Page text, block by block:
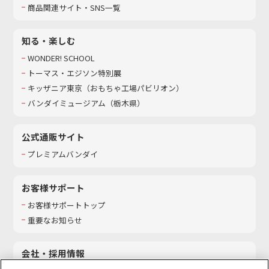
商品関連サイト・SNS一覧
知る・楽しむ
WONDER! SCHOOL
トーマス・エジソン特別展
キッザニア東京（おもちゃ工場パビリオン）​
バンダイミュージアム（栃木県）
公式通販サイト
プレミアムバンダイ
お客様サポート
お客様サポートトップ
重要なお知らせ
会社・採用情報